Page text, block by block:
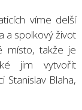
víme delší
a spolkový život
místo, takže je
jim vytvořit
Stanislav Blaha,